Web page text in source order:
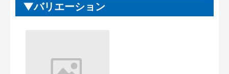
バリエーション